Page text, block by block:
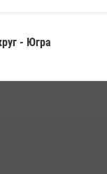
почтили память
- Югра